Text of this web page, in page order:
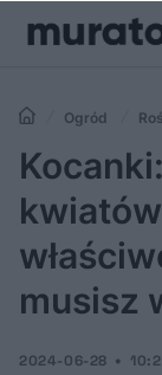
Ogród
lecznicze
musisz
2024-06-28